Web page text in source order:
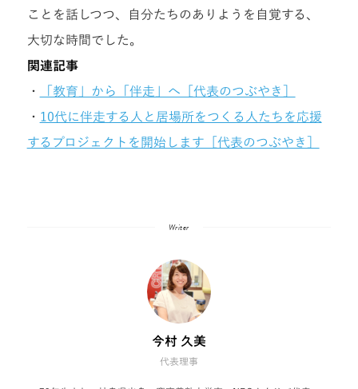
ことを話しつつ、自分たちのありようを自覚する、
大切な時間でした。
関連記事
・
「教育」から「伴走」へ［代表のつぶやき］
・ 10代に伴走する人と居場所をつくる人たちを応援
するプロジェクトを開始します［代表のつぶやき］
Writer
今村 久美
代表理事